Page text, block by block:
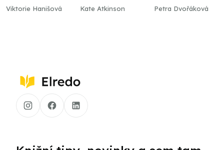
Viktorie Hanišová
Kate Atkinson
Petra Dvořáková